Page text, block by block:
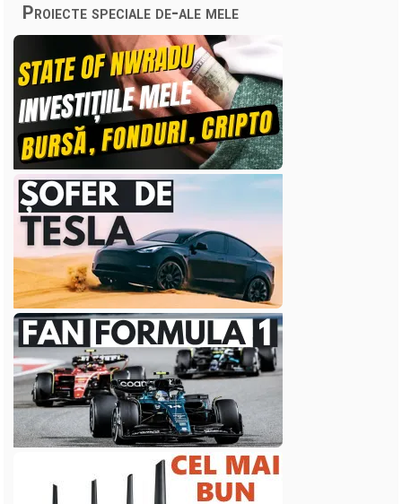
Proiecte speciale de-ale mele